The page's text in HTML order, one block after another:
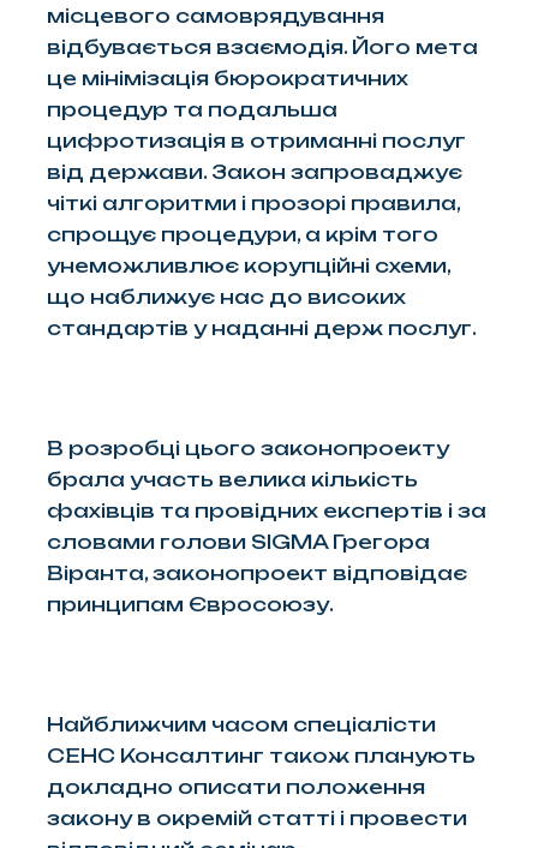
місцевого самоврядування
відбувається взаємодія. Його мета
це мінімізація бюрократичних
процедур та подальша
цифротизація в отриманні послуг
від держави. Закон запроваджує
чіткі алгоритми і прозорі правила,
спрощує процедури, а крім того
унеможливлює корупційні схеми,
що наближує нас до високих
стандартів у наданні держ послуг.
В розробці цього законопроекту
брала участь велика кількість
фахівців та провідних експертів і за
словами голови SIGMA Грегора
Віранта, законопроект відповідає
принципам Євросоюзу.
Найближчим часом спеціалісти
СЕНС Консалтинг також планують
докладно описати положення
закону в окремій статті і провести